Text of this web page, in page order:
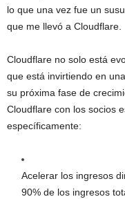
lo que una vez fue un
que me llevó a Cloudflare.
Cloudflare no solo está
que está invirtiendo en
su próxima fase de
Cloudflare con los socios
específicamente:
Acelerar los ingresos
90% de los ingresos